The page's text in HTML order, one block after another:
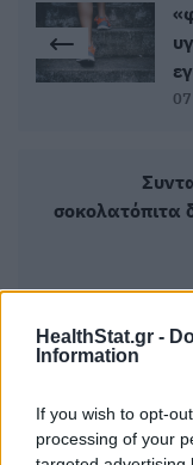
HealthStat.gr -
Information
If you wish to opt-
processing of your
σοκολατόπιτα